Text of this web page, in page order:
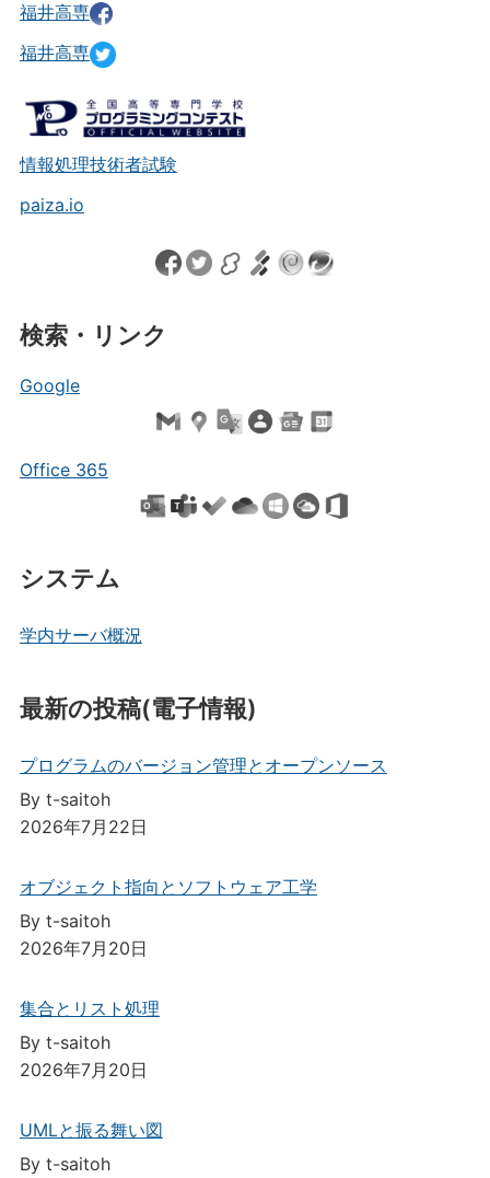
福井高専
福井高専
情報処理技術者試験
paiza.io
検索・リンク
Google
Office 365
システム
学内サーバ概況
最新の投稿(電子情報)
プログラムのバージョン管理とオープンソース
By t-saitoh
2026年7月22日
オブジェクト指向とソフトウェア工学
By t-saitoh
2026年7月20日
集合とリスト処理
By t-saitoh
2026年7月20日
UMLと振る舞い図
By t-saitoh